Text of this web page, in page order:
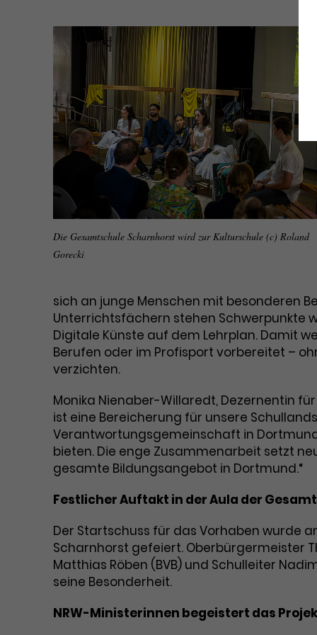
Die Gesamtschule Scharnhorst wird zur Kulturschule (c) Roland
Gorecki
sich an junge Menschen mit besonderen
Unterrichtsfächern stehen Schwerpunkte
Digitale Künste auf dem Lehrplan. Damit
Berufen oder im Profisport vorbereitet –
verzichten.
Monika Nienaber-Willaredt, Dezernentin
ist eine Bereicherung für unsere
Verantwortungsgemeinschaft in
bieten. Die enge Zusammenarbeit setzt
gesamte Bildungsangebot in Dortmund.“
Festlicher Auftakt in der Aula der
Der Startschuss für das Vorhaben wurde
Scharnhorst gefeiert. Oberbürgermeister
Matthias Röben (BVB) und Schulleiter
seine Besonderheit.
NRW-Ministerinnen begeistert das